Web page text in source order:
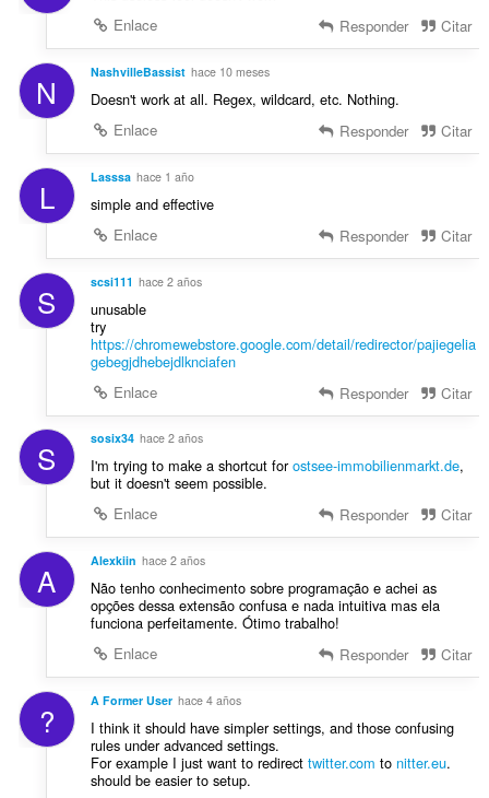
Enlace
Responder Citar
N NashvilleBassist hace 10 meses
Doesn't work at all. Regex, wildcard, etc. Nothing.
Enlace
Responder Citar
L Lasssa hace 1 año
simple and effective
Enlace
Responder Citar
S scsi111 hace 2 años
unusable
try
https://chromewebstore.google.com/detail/redirector/pajiegelia
gebegjdhebejdlknciafen
Enlace
Responder Citar
S sosix34 hace 2 años
I'm trying to make a shortcut forostsee-immobilienmarkt.de,
but it doesn't seem possible.
Enlace
Responder Citar
A Alexkiin hace 2 años
Não tenho conhecimento sobre programação e achei as
opções dessa extensão confusa e nada intuitiva mas ela
funciona perfeitamente. Ótimo trabalho!
Enlace
Responder Citar
? A Former User hace 4 años
I think it should have simpler settings, and those confusing
rules under advanced settings.
For example I just want to redirect twitter.com to nitter.eu.
should be easier to setup.